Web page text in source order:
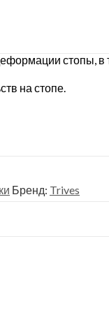
стопы, в
на стопе.
Бренд: Trives